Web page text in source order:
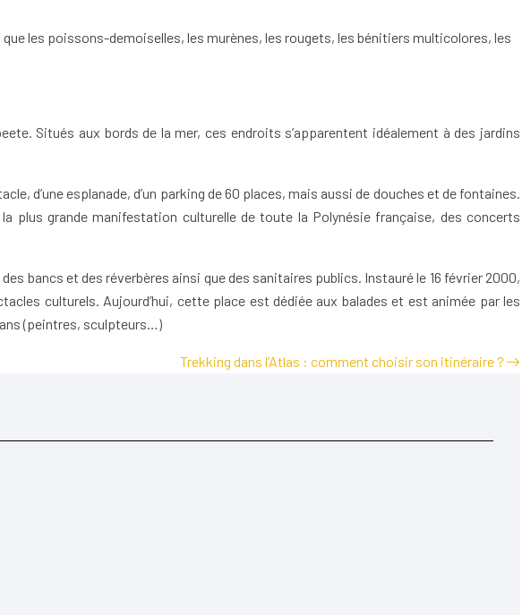
les poissons-demoiselles, les murènes, les rougets, les bénitiers multicolores, les
Situés aux bords de la mer, ces endroits s’apparentent idéalement à des jardins
d’une esplanade, d’un parking de 60 places, mais aussi de douches et de fontaines.
plus grande manifestation culturelle de toute la Polynésie française, des concerts
bancs et des réverbères ainsi que des sanitaires publics. Instauré le 16 février 2000,
culturels. Aujourd’hui, cette place est dédiée aux balades et est animée par les
(peintres, sculpteurs…)
Trekking dans l’Atlas : comment choisir son itinéraire ?